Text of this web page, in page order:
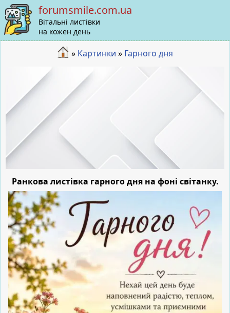
forumsmile.com.ua
Вітальні листівки
на кожен день
» Картинки » Гарного дня
Ранкова листівка гарного дня на фоні світанку.